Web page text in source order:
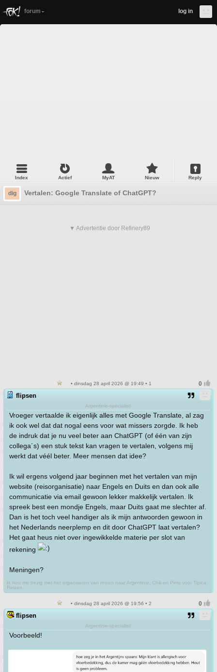
forum log in
Index Actief MyAT Nieuw Reply
dig Vertalen: Google Translate of ChatGPT?
▼ Advertentie door Refinery89
• dinsdag 28 april 2026 @ 19:49 • 1
flipsen
Argentinie-specialist!
Vroeger vertaalde ik eigenlijk alles met Google Translate, al zag
ik ook wel dat dat nogal eens voor wat missers zorgde. Ik heb
de indruk dat je nu veel beter aan ChatGPT (of één van zijn
collega´s) een stuk tekst kan vragen te vertalen, volgens mij
werkt dat véél beter. Meer mensen dat idee?
Ik wil ergens volgend jaar beginnen met het vertalen van mijn
website (reisorganisatie) naar Engels en Duits en dan ook alle
communicatie via email gewoon lekker makkelijk vertalen. Ik
spreek best een mondje Engels, maar Duits gaat me slechter af.
Dan is het toch veel handiger als ik mijn antwoorden gewoon in
het Nederlands neerplemp en dit door ChatGPT laat vertalen?
Het gaat heus niet over ingewikkelde materie per slot van
rekening
Meningen?
Ik hou me bezig met het organiseren van reizen naar Argentinie, Chili en Peru voor Tipica
Reizen.
• dinsdag 28 april 2026 @ 19:56 • 2
flipsen
Argentinie-specialist!
Voorbeeld!